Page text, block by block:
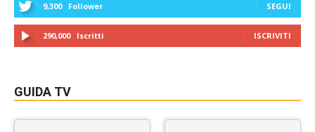
9,300 Follower SEGUI
290,000 Iscritti ISCRIVITI
GUIDA TV